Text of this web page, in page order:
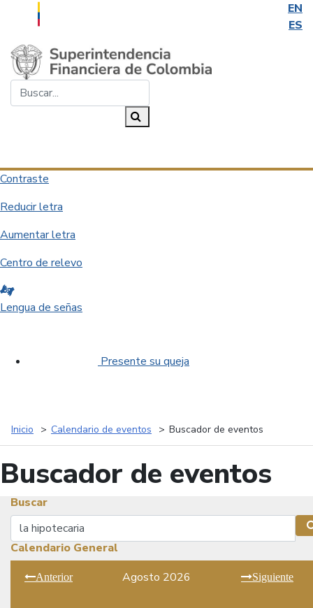
EN
ES
Saltar al contenido principal
Contraste
Reducir letra
Aumentar letra
Centro de relevo
Lengua de señas
Presente su queja
Inicio Calendario de eventos Buscador de eventos
Buscador de eventos
Buscar
Buscar
Calendario General
Anterior Agosto 2026 Siguiente